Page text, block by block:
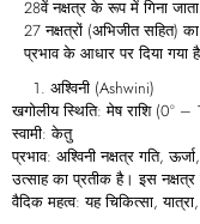
28वें नक्षत्र के रूप में गिना
27 नक्षत्रों (अभिजीत सहित)
प्रभाव के आधार पर दिया गया
अश्विनी (Ashwini)
खगोलीय स्थिति: मेष राशि (0° –
स्वामी: केतु
प्रभाव: अश्विनी नक्षत्र गति,
उत्साह का प्रतीक है। इस
वैदिक महत्व: यह चिकित्सा,